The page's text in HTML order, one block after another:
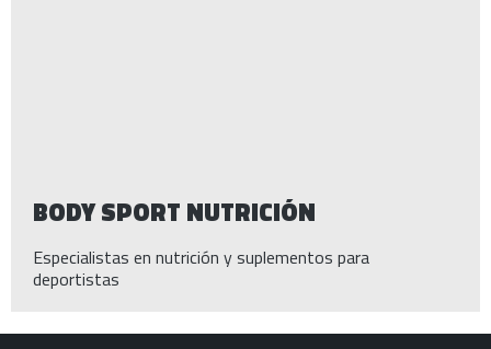
BODY SPORT NUTRICIÓN
Especialistas en nutrición y suplementos para
deportistas